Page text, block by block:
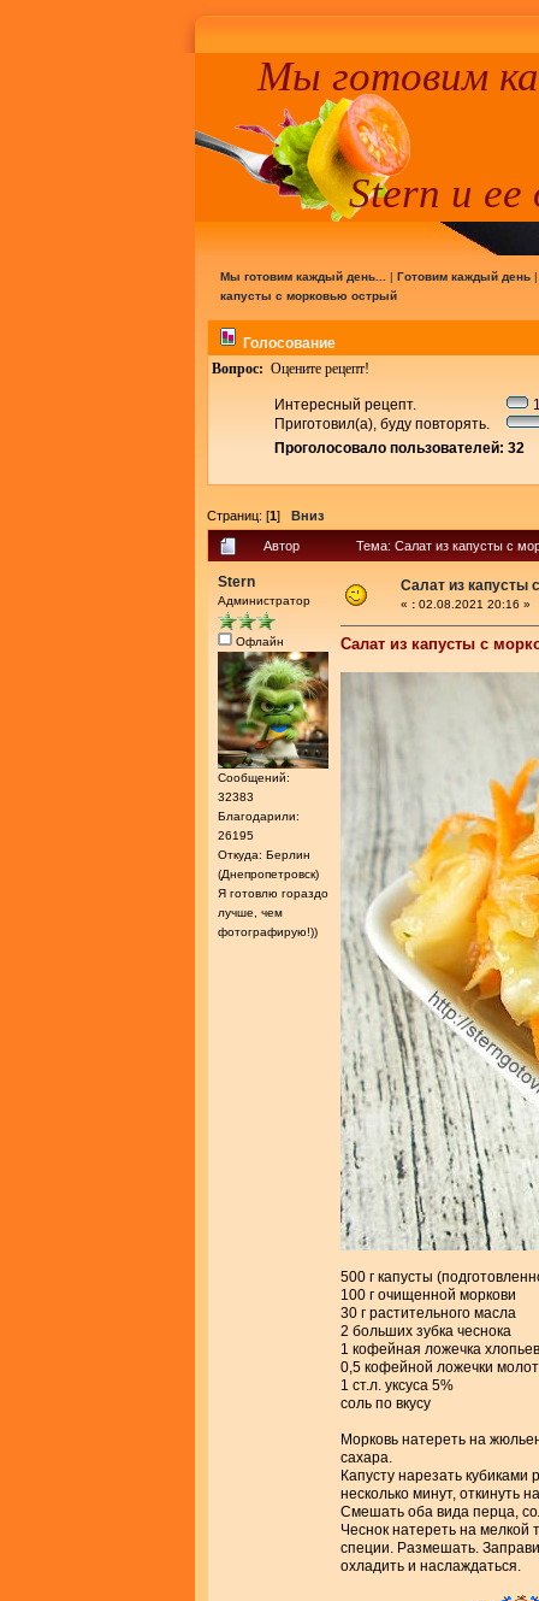
Мы готовим
Stern и ее
Мы готовим каждый день... | Готовим каждый день
капусты с морковью острый
Голосование
Вопрос: Оцените рецепт!
Интересный рецепт.
Приготовил(а), буду повторять.
Проголосовало пользователей: 32
Страниц: [1] Вниз
Автор Тема: Салат из капусты с
Stern
Администратор
Офлайн
Сообщений:
32383
Благодарили:
26195
Откуда: Берлин
(Днепропетровск)
Я готовлю гораздо
лучше, чем
фотографирую!))
Салат из капусты
« : 02.08.2021 20:16 »
Салат из капусты с
500 г капусты
100 г очищенной моркови
30 г растительного масла
2 больших зубка чеснока
1 кофейная ложечка
0,5 кофейной ложечки
1 ст.л. уксуса 5%
соль по вкусу
Морковь натереть на
сахара.
Капусту нарезать кубиками
несколько минут, откинуть
Смешать оба вида перца,
Чеснок натереть на мелкой
специи. Размешать.
охладить и наслаждаться.